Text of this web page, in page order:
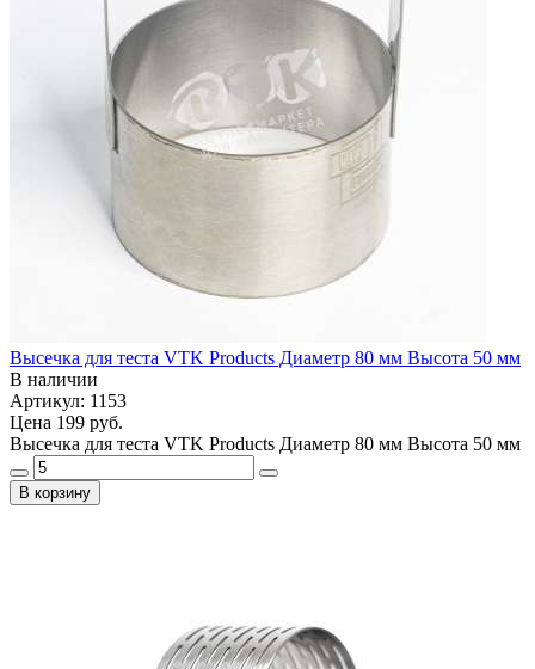
Высечка для теста VTK Products Диаметр 80 мм Высота 50 мм
В наличии
Артикул: 1153
Цена 199 руб.
Высечка для теста VTK Products Диаметр 80 мм Высота 50 мм
В корзину